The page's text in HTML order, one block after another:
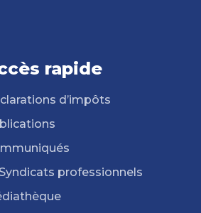
rapide
d’impôts
professionnels